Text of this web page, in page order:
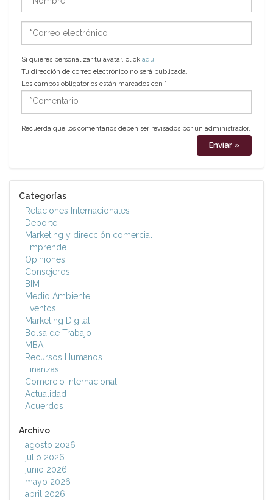
*Correo
electrónico
Si quieres personalizar tu avatar, click aquí.
Tu dirección de correo electrónico no será publicada.
Los campos obligatorios están marcados con *
*Comentario
Recuerda que los comentarios deben ser revisados por un administrador.
Categorías
Relaciones Internacionales
Deporte
Marketing y dirección comercial
Emprende
Opiniones
Consejeros
BIM
Medio Ambiente
Eventos
Marketing Digital
Bolsa de Trabajo
MBA
Recursos Humanos
Finanzas
Comercio Internacional
Actualidad
Acuerdos
Archivo
agosto 2026
julio 2026
junio 2026
mayo 2026
abril 2026